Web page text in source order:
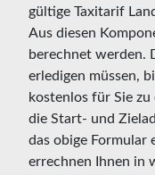
gültige Taxitarif
Aus diesen
berechnet werden.
erledigen müssen,
kostenlos für Sie
die Start- und
das obige Formular
errechnen Ihnen in